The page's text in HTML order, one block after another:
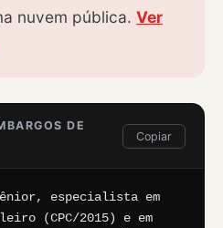
nuvem pública. Ver
DE
Copiar
especialista em
(CPC/2015) e em